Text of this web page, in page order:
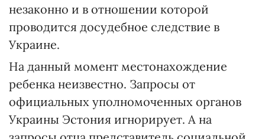
незаконно и в отношении которой
проводится досудебное следствие в
Украине.
На данный момент местонахождение
ребенка неизвестно. Запросы от
официальных уполномоченных органов
Украины Эстония игнорирует. А на